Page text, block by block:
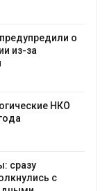
о
из-за
НКО
сразу
с